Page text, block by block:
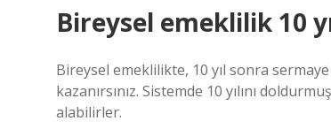
Bireysel emeklilik 10
Bireysel emeklilikte, 10 yıl sonra sermaye
kazanırsınız. Sistemde 10 yılını
alabilirler.